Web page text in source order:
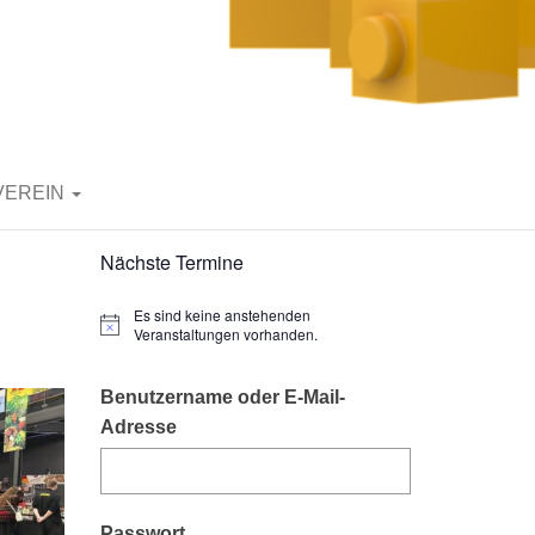
Nächste Termine
H
w
e
i
s
Es sind keine anstehenden
Veranstaltungen vorhanden.
Benutzername oder E-Mail-
Adresse